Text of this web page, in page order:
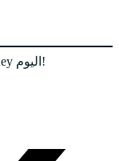
ابدأ مذكرتك الرقمية - قم بتحميل تطبيق Journey اليوم!